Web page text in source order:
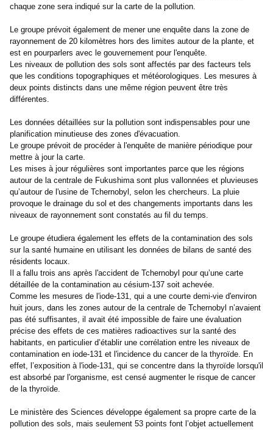
chaque zone sera indiqué sur la carte de la pollution.
Le groupe prévoit également de mener une enquête dans la zone de
rayonnement de 20 kilomètres hors des limites autour de la plante, et
est en pourparlers avec le gouvernement pour l'enquête.
Les niveaux de pollution des sols sont affectés par des facteurs tels
que les conditions topographiques et météorologiques. Les mesures à
deux points distincts dans une même région peuvent être très
différentes.
Les données détaillées sur la pollution sont indispensables pour une
planification minutieuse des zones d'évacuation.
Le groupe prévoit de procéder à l'enquête de manière périodique pour
mettre à jour la carte.
Les mises à jour régulières sont importantes parce que les régions
autour de la centrale de Fukushima sont plus vallonnées et pluvieuses
qu’autour de l'usine de Tchernobyl, selon les chercheurs. La pluie
provoque le drainage du sol et des changements importants dans les
niveaux de rayonnement sont constatés au fil du temps.
Le groupe étudiera également les effets de la contamination des sols
sur la santé humaine en utilisant les données de bilans de santé des
résidents locaux.
Il a fallu trois ans après l'accident de Tchernobyl pour qu’une carte
détaillée de la contamination au césium-137 soit achevée.
Comme les mesures de l'iode-131, qui a une courte demi-vie d'environ
huit jours, dans les zones autour de la centrale de Tchernobyl n’avaient
pas été suffisantes, il avait été impossible de faire une évaluation
précise des effets de ces matières radioactives sur la santé des
habitants, en particulier d’établir une corrélation entre les niveaux de
contamination en iode-131 et l'incidence du cancer de la thyroïde. En
effet, l’exposition à l'iode-131, qui se concentre dans la thyroïde lorsqu'il
est absorbé par l'organisme, est censé augmenter le risque de cancer
de la thyroïde.
Le ministère des Sciences développe également sa propre carte de la
pollution des sols, mais seulement 53 points font l’objet actuellement